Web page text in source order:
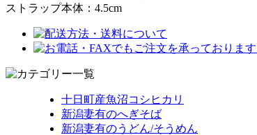
ストラップ本体：4.5cm
十日町産魚沼コシヒカリ
新潟妻有のへぎそば
新潟妻有のうどん/そうめん